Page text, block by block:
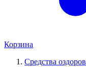
Корзина
Средства